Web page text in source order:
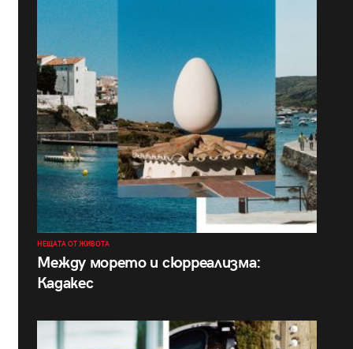
НЕЩАТА ОТ ЖИВОТА
Между морето и сюрреализма:
Кадакес